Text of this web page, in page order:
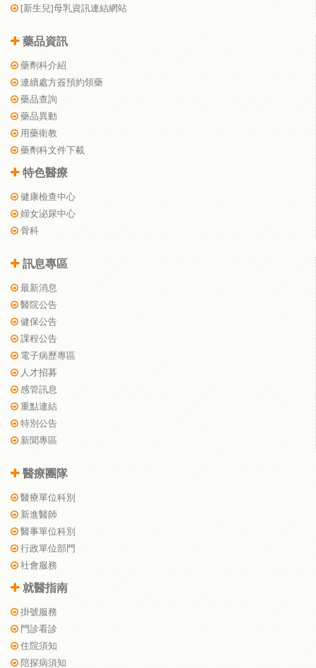
[新生兒]母乳資訊連結網站
藥品資訊
藥劑科介紹
連續處方簽預約領藥
藥品查詢
藥品異動
用藥衛教
藥劑科文件下載
特色醫療
健康檢查中心
婦女泌尿中心
骨科
訊息專區
最新消息
醫院公告
健保公告
課程公告
電子病歷專區
人才招募
感管訊息
重點連結
特別公告
新聞專區
醫療團隊
醫療單位科別
新進醫師
醫事單位科別
行政單位部門
社會服務
就醫指南
掛號服務
門診看診
住院須知
陪探病須知